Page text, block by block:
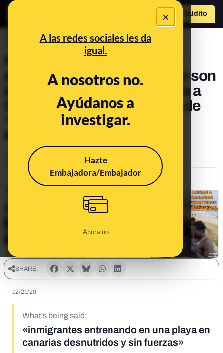
×
A las redes sociales les da
igual.
A nosotros no.
Ayúdanos a
investigar.
Hazte
Embajadora/Embajador
Ahora no
Hazte Maldito
No, estos hombres negros
entrenando en una playa no son
inmigrantes recién llegados a
Canarias que forman parte de
“la quinta columna de
Publicado el
Actualizado el
Jan 14, 2021, 1:15:00 PM
SHARE:
12/21/20
What's being said:
«inmigrantes entrenando en una playa en
canarias desnutridos y sin fuerzas»